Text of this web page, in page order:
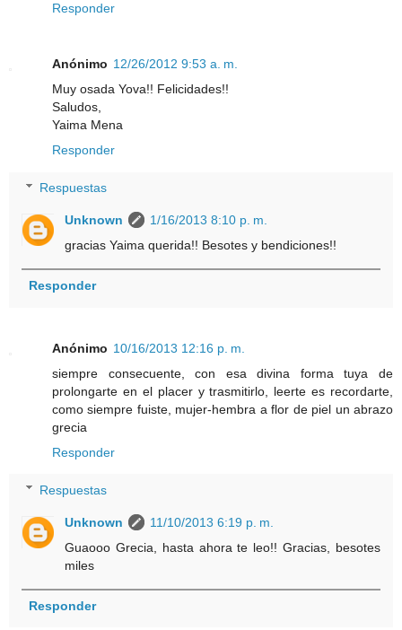
Responder
Anónimo 12/26/2012 9:53 a. m.
Muy osada Yova!! Felicidades!!
Saludos,
Yaima Mena
Responder
Respuestas
Unknown
1/16/2013 8:10 p. m.
gracias Yaima querida!! Besotes y bendiciones!!
Responder
Anónimo 10/16/2013 12:16 p. m.
siempre consecuente, con esa divina forma tuya de
prolongarte en el placer y trasmitirlo, leerte es recordarte,
como siempre fuiste, mujer-hembra a flor de piel un abrazo
grecia
Responder
Respuestas
Unknown
11/10/2013 6:19 p. m.
Guaooo Grecia, hasta ahora te leo!! Gracias, besotes
miles
Responder